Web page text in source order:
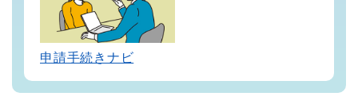
申請手続きナビ